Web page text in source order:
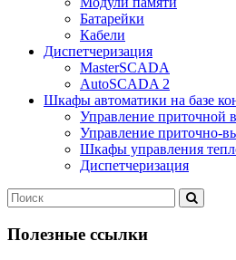
Батарейки
Кабели
Диспетчеризация
MasterSCADA
AutoSCADA 2
Шкафы автоматики на базе
Управление приточной
Управление приточно-
Шкафы управления
Диспетчеризация
Полезные ссылки